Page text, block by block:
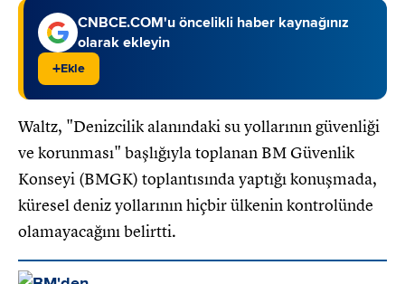
CNBCE.COM'u öncelikli haber kaynağınız
olarak ekleyin
+Ekle
Waltz, "Denizcilik alanındaki su yollarının güvenliği
ve korunması" başlığıyla toplanan BM Güvenlik
Konseyi (BMGK) toplantısında yaptığı konuşmada,
küresel deniz yollarının hiçbir ülkenin kontrolünde
olamayacağını belirtti.